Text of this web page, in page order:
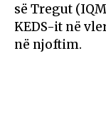
së Tregut
KEDS-it në
në njoftim.